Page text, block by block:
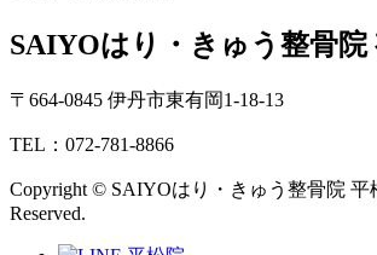
SAIYOはり・きゅう整骨院
〒664-0845 伊丹市東有岡1-18-13
TEL：072-781-8866
Copyright © SAIYOはり・きゅう整骨院 平
Reserved.